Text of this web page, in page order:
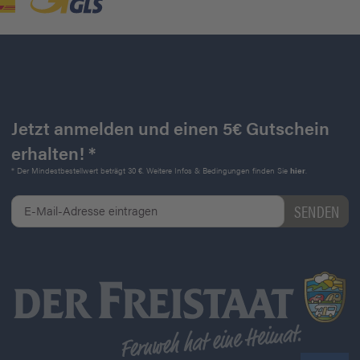
Jetzt anmelden und einen 5€ Gutschein
erhalten! *
* Der Mindestbestellwert beträgt 30 €. Weitere Infos & Bedingungen finden Sie hier.